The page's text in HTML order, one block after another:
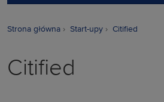
Strona główna Start-upy Citified
Citified